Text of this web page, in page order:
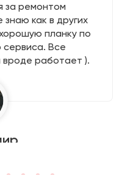
за ремонтом
как в других
планку по
сервиса. Все
вроде работает ).